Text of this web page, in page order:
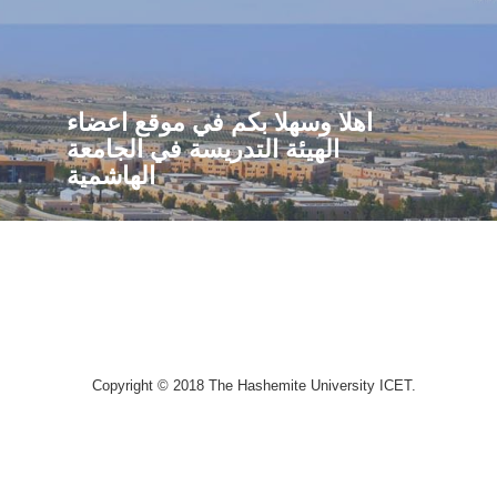
اهلا وسهلا بكم في موقع اعضاء
الهيئة التدريسة في الجامعة
الهاشمية
Copyright © 2018 The Hashemite University ICET.